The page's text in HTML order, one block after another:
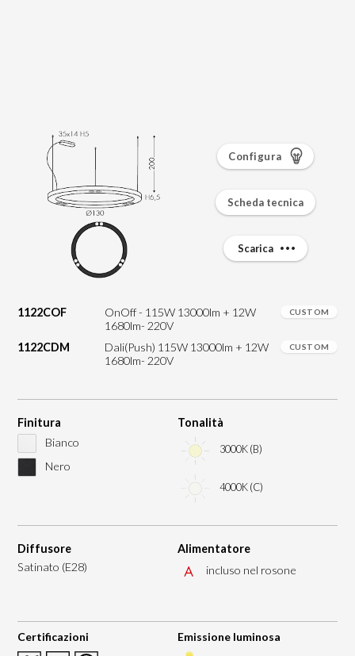
1122COF
OnOff - 115W 13000lm + 12W
1680lm- 220V
CUSTOM
1122CDM
Dali(Push) 115W 13000lm + 12W
1680lm- 220V
CUSTOM
Finitura
Bianco
Nero
Tonalità
3000K (B)
4000K (C)
Diffusore
Satinato (E28)
Alimentatore
incluso nel rosone
Certificazioni Emissione luminosa
Configura
Scheda tecnica
Scarica